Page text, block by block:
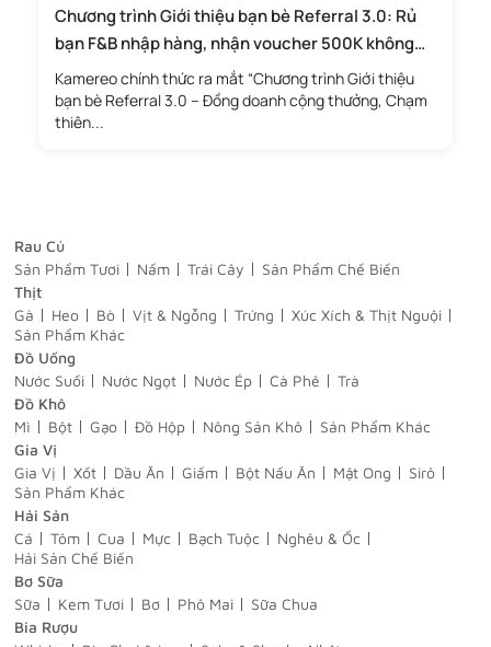
Chương trình Giới thiệu bạn bè Referral 3.0: Rủ
bạn F&B nhập hàng, nhận voucher 500K không
giới hạn
Kamereo chính thức ra mắt “Chương trình Giới thiệu
bạn bè Referral 3.0 – Đồng doanh cộng thưởng, Chạm
thiên...
Rau Củ
Sản Phẩm Tươi
Nấm Trái Cây
Sản Phẩm Chế Biến
Thịt
Gà
Heo Bò Vịt & Ngỗng Trứng
Xúc Xích & Thịt Nguội
Sản Phẩm Khác
Đồ Uống
Nước Suối
Nước Ngọt Nước Ép Cà Phê
Trà
Đồ Khô
Mì
Bột Gạo Đồ Hộp Nông Sản Khô
Sản Phẩm Khác
Gia Vị
Gia Vị
Xốt Dầu Ăn Giấm Bột Nấu Ăn Mật Ong
Sirô
Sản Phẩm Khác
Hải Sản
Cá
Tôm Cua Mực Bạch Tuộc
Nghêu & Ốc
Hải Sản Chế Biến
Bơ Sữa
Sữa
Kem Tươi Bơ Phô Mai
Sữa Chua
Bia Rượu